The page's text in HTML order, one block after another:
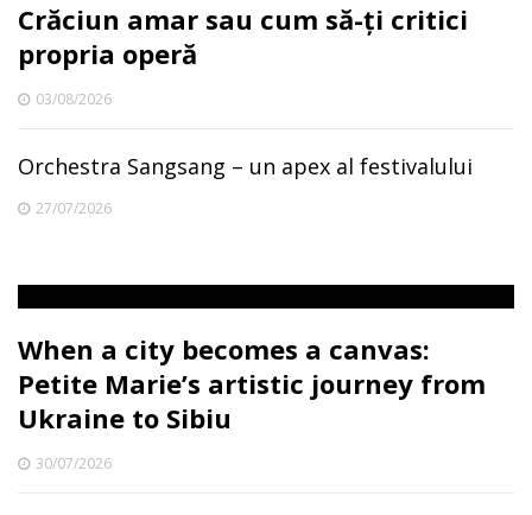
Crăciun amar sau cum să-ți critici
propria operă
03/08/2026
Orchestra Sangsang – un apex al festivalului
27/07/2026
When a city becomes a canvas:
Petite Marie’s artistic journey from
Ukraine to Sibiu
30/07/2026